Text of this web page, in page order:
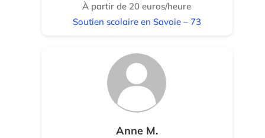
À partir de 20 euros/heure
Soutien scolaire en Savoie – 73
Anne M.